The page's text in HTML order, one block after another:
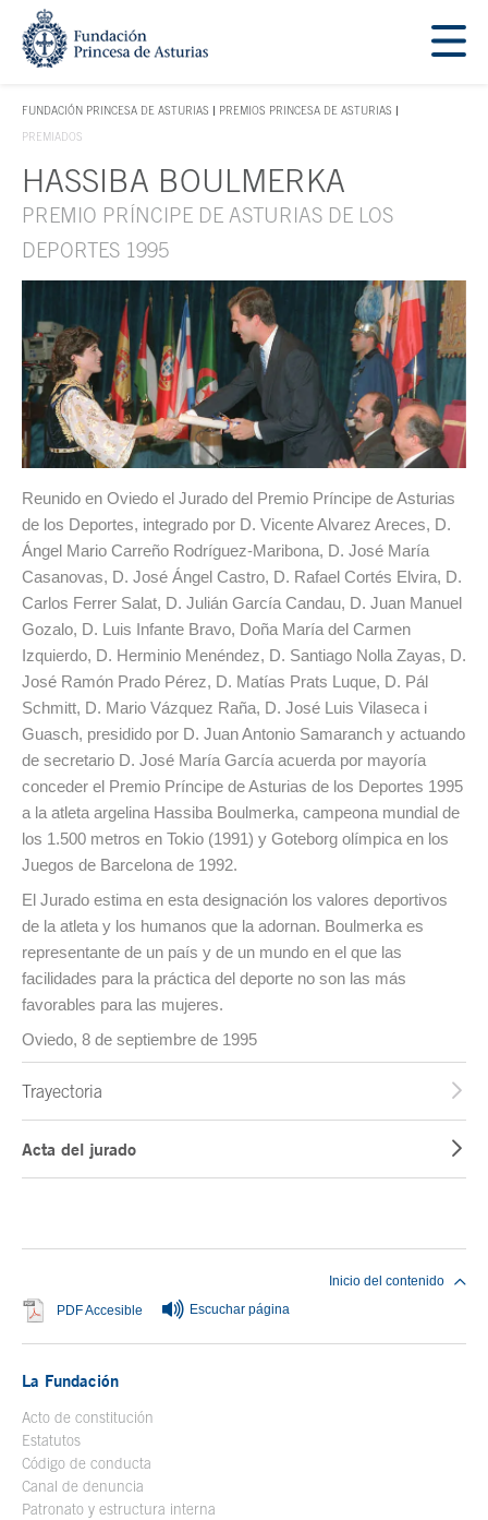
Saltar navegación. Ir directamente al contenido principal
FUNDACIÓN PRINCESA DE ASTURIAS
TECLA DE ACCESO 1
PREMIOS PRINCESA DE ASTURIAS
PREMIADOS
Contenido principal
HASSIBA BOULMERKA
PREMIO PRÍNCIPE DE ASTURIAS DE LOS
DEPORTES 1995
Reunido en Oviedo el Jurado del Premio Príncipe de Asturias
de los Deportes, integrado por D. Vicente Alvarez Areces, D.
Ángel Mario Carreño Rodríguez-Maribona, D. José María
Casanovas, D. José Ángel Castro, D. Rafael Cortés Elvira, D.
Carlos Ferrer Salat, D. Julián García Candau, D. Juan Manuel
Gozalo, D. Luis Infante Bravo, Doña María del Carmen
Izquierdo, D. Herminio Menéndez, D. Santiago Nolla Zayas, D.
José Ramón Prado Pérez, D. Matías Prats Luque, D. Pál
Schmitt, D. Mario Vázquez Raña, D. José Luis Vilaseca i
Guasch, presidido por D. Juan Antonio Samaranch y actuando
de secretario D. José María García acuerda por mayoría
conceder el Premio Príncipe de Asturias de los Deportes 1995
a la atleta argelina Hassiba Boulmerka, campeona mundial de
los 1.500 metros en Tokio (1991) y Goteborg olímpica en los
Juegos de Barcelona de 1992.
El Jurado estima en esta designación los valores deportivos
de la atleta y los humanos que la adornan. Boulmerka es
representante de un país y de un mundo en el que las
facilidades para la práctica del deporte no son las más
favorables para las mujeres.
Oviedo, 8 de septiembre de 1995
Trayectoria
Acta del jurado
PDF Accesible Se abre en ventana nueva
Escuchar página
Inicio del contenido
La Fundación
Acto de constitución
Estatutos
Código de conducta
Canal de denuncia
Patronato y estructura interna